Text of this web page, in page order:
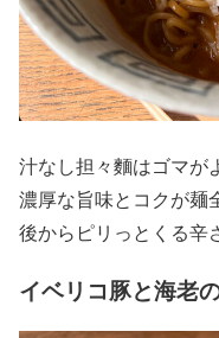
汁なし担々麵はゴマが
濃厚な旨味とコクが麺
後からピリっとくる辛
イベリコ豚と海老